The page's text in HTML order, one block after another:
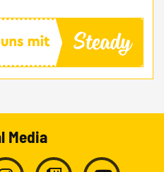
Media